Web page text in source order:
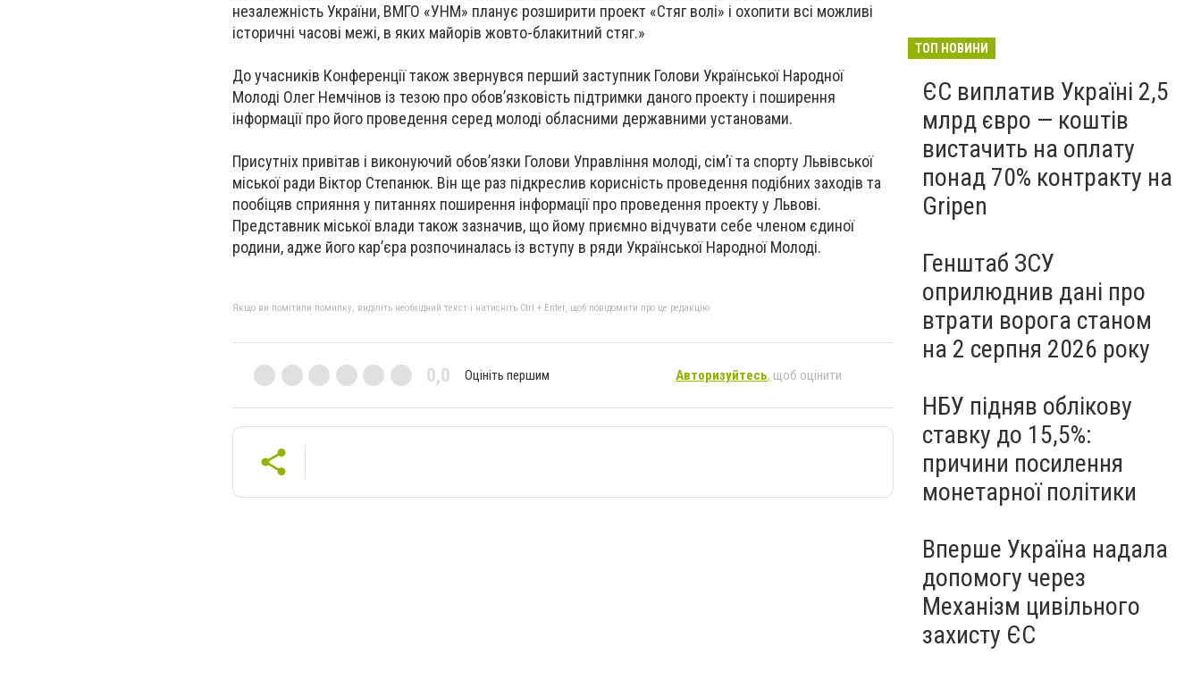
незалежність України, ВМГО «УНМ» планує розширити проект «Стяг волі» і охопити всі можливі
історичні часові межі, в яких майорів жовто-блакитний стяг.»
До учасників Конференції також звернувся перший заступник Голови Української Народної
Молоді Олег Немчінов із тезою про обов’язковість підтримки даного проекту і поширення
інформації про його проведення серед молоді обласними державними установами.
Присутніх привітав і виконуючий обов’язки Голови Управління молоді, сім’ї та спорту Львівської
міської ради Віктор Степанюк. Він ще раз підкреслив корисність проведення подібних заходів та
пообіцяв сприяння у питаннях поширення інформації про проведення проекту у Львові.
Представник міської влади також зазначив, що йому приємно відчувати себе членом єдиної
родини, адже його кар’єра розпочиналась із вступу в ряди Української Народної Молоді.
Якщо ви помітили помилку, виділіть необхідний текст і натисніть Ctrl + Enter, щоб повідомити про це редакцію
0,0 Оцініть першим Авторизуйтесь, щоб оцінити
ТОП НОВИНИ
ЄС виплатив Україні 2,5
млрд євро — коштів
вистачить на оплату
понад 70% контракту на
Gripen
Генштаб ЗСУ
оприлюднив дані про
втрати ворога станом
на 2 серпня 2026 року
НБУ підняв облікову
ставку до 15,5%:
причини посилення
монетарної політики
Вперше Україна надала
допомогу через
Механізм цивільного
захисту ЄС